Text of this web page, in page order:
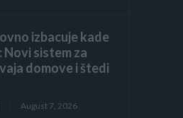
izbacuje kade
Novi sistem za
domove i štedi
August 7, 2026